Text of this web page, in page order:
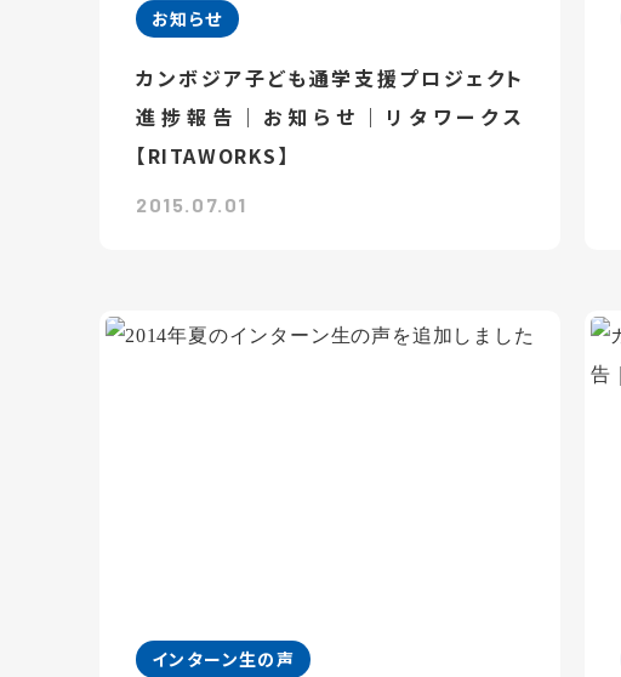
お知らせ
カンボジア子ども通学支援プロジェクト
進捗報告｜お知らせ｜リタワークス
【RITAWORKS】
2015.07.01
インターン生の声